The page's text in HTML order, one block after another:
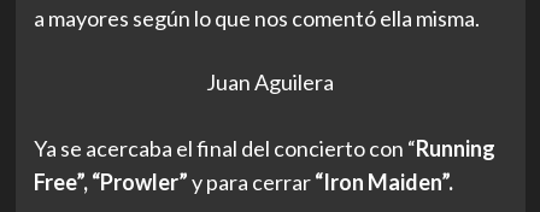
a mayores según lo que nos comentó ella misma.
Juan Aguilera
Ya se acercaba el final del concierto con “Running
Free”, “Prowler”y para cerrar“Iron Maiden”.